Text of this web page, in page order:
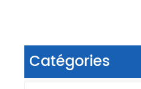
Catégories